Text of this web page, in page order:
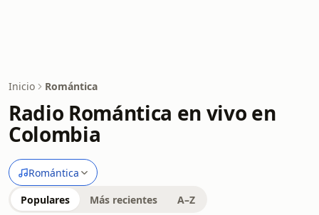
Inicio Romántica
Radio Romántica en vivo en
Colombia
Romántica
Populares Más recientes A–Z